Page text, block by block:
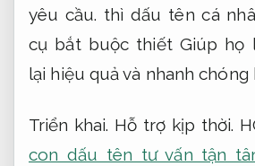
yêu cầu. thì dấu tên cá
cụ bắt buộc thiết Giúp họ
lại hiệu quả và nhanh chóng
Triển khai. Hỗ trợ kịp thời.
con dấu tên tư vấn tận